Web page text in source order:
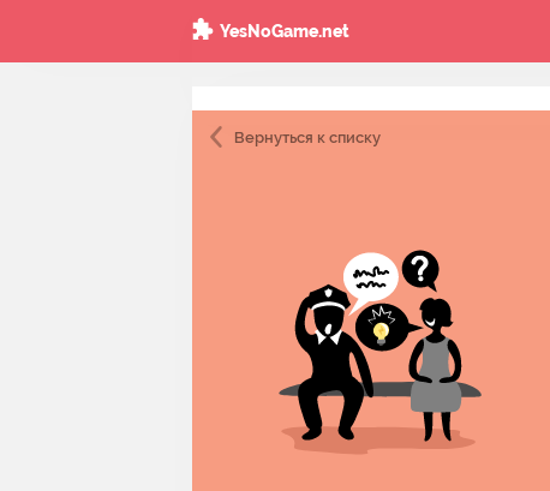
YesNoGame.net
Вернуться к списку